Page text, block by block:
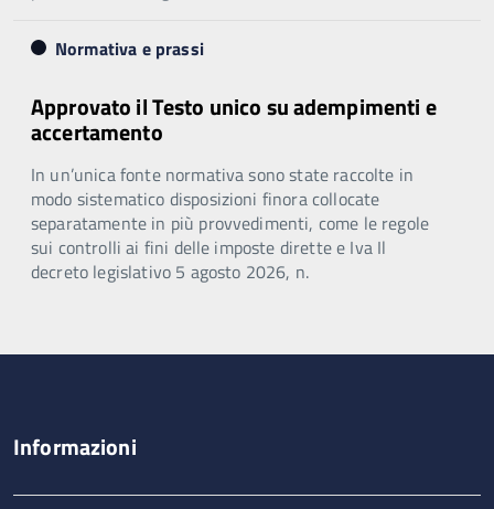
Normativa e prassi
Approvato il Testo unico su adempimenti e
accertamento
In un’unica fonte normativa sono state raccolte in
modo sistematico disposizioni finora collocate
separatamente in più provvedimenti, come le regole
sui controlli ai fini delle imposte dirette e Iva Il
decreto legislativo 5 agosto 2026, n.
Informazioni